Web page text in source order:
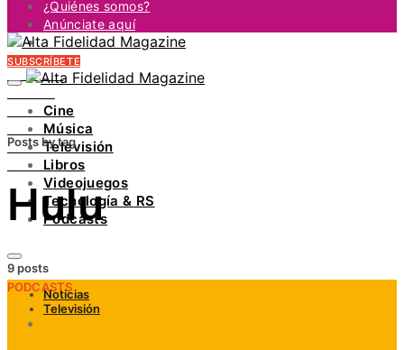
¿Quiénes somos?
Anúnciate aquí
Contacto
FACEBOOK
INSTAGRAM
PINTEREST
YOUTUBE
LINKEDIN
SUBSCRÍBETE
Cine
Música
Televisión
Libros
Videojuegos
Tecnología & RS
Podcasts
PODCASTS
Posts by tag
Hulu
9 posts
Noticias
Televisión